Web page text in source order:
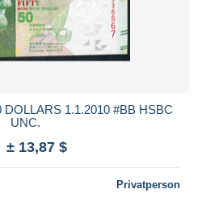
1.1.2010 #BB HSBC
UNC.
± 13,87 $
Privatperson